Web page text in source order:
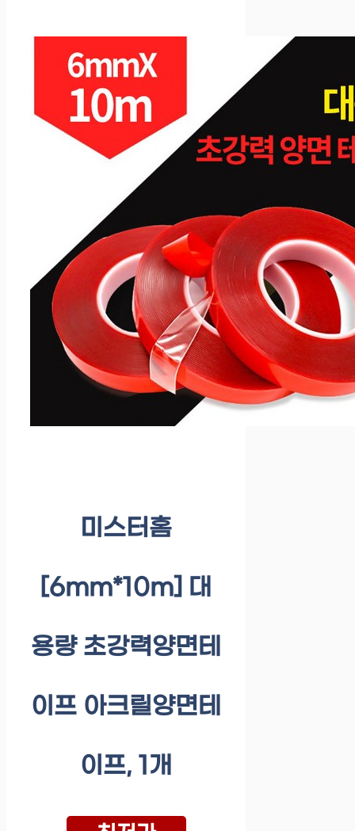
미스터홈
[6mm*10m] 대
용량 초강력양면테
이프 아크릴양면테
이프, 1개